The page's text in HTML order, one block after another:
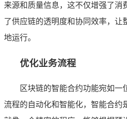
来源和质量信息，这不仅增强了消
了供应链的透明度和协同效率，让
地运行。
优化业务流程
区块链的智能合约功能宛如一
流程的自动化和智能化，智能合约